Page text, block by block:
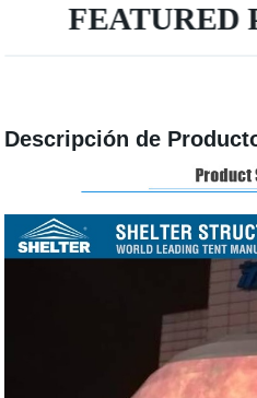
FEATURED
Descripción de